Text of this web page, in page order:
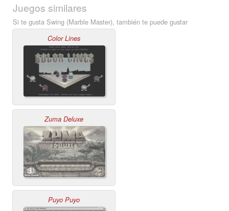
Juegos similares
Si te gusta Swing (Marble Master), también te puede gustar
Color Lines
Zuma Deluxe
Puyo Puyo